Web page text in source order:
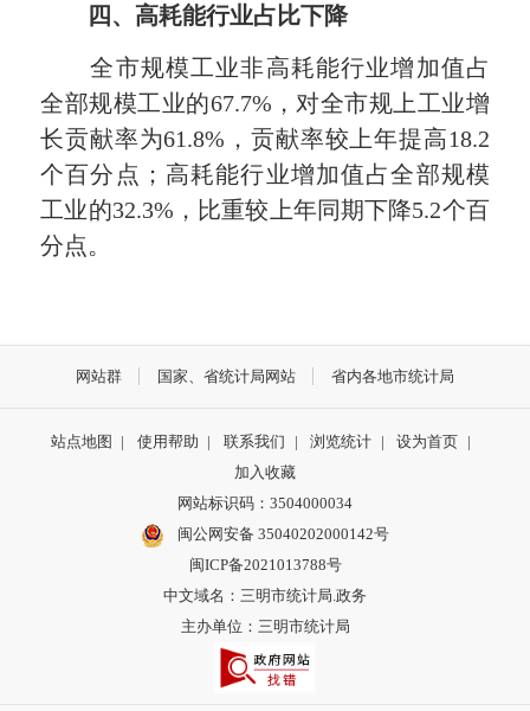
四、高耗能行业占比下降
全市规模工业非高耗能行业增加值占
全部规模工业的67.7%，对全市规上工业增
长贡献率为61.8%，贡献率较上年提高18.2
个百分点；高耗能行业增加值占全部规模
工业的32.3%，比重较上年同期下降5.2个百
分点。
网站群 国家、省统计局网站 省内各地市统计局
站点地图 | 使用帮助 | 联系我们 | 浏览统计 | 设为首页 |
加入收藏
网站标识码：3504000034
闽公网安备 35040202000142号
闽ICP备2021013788号
中文域名：三明市统计局.政务
主办单位：三明市统计局